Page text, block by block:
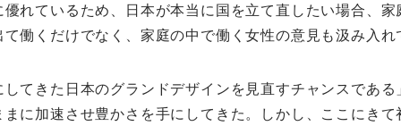
れているため、日本が本当に国を立て直したい場合、
働くだけでなく、家庭の中で働く女性の意見も汲み入れ
てきた日本のグランドデザインを見直すチャンスであ
に加速させ豊かさを手にしてきた。しかし、ここにき